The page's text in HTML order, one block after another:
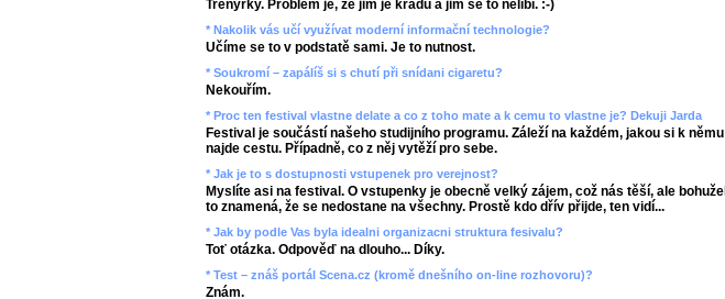
Trenýrky. Problém je, že jim je kradu a jim se to nelíbí. :-)
* Nakolik vás učí využívat moderní informační technologie?
Učíme se to v podstatě sami. Je to nutnost.
* Soukromí – zapálíš si s chutí při snídani cigaretu?
Nekouřím.
* Proc ten festival vlastne delate a co z toho mate a k cemu to vlastne je? Dekuji Jarda
Festival je součástí našeho studijního programu. Záleží na každém, jakou si k němu
najde cestu. Případně, co z něj vytěží pro sebe.
* Jak je to s dostupnosti vstupenek pro verejnost?
Myslíte asi na festival. O vstupenky je obecně velký zájem, což nás těší, ale bohužel
to znamená, že se nedostane na všechny. Prostě kdo dřív přijde, ten vidí...
* Jak by podle Vas byla idealni organizacni struktura fesivalu?
Toť otázka. Odpověď na dlouho... Díky.
* Test – znáš portál Scena.cz (kromě dnešního on-line rozhovoru)?
Znám.